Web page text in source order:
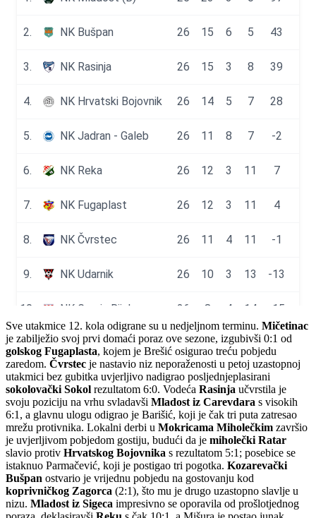
Sve utakmice 12. kola odigrane su u nedjeljnom terminu. Mičetinac
je zabilježio svoj prvi domaći poraz ove sezone, izgubivši 0:1 od
golskog Fugaplasta, kojem je Brešić osigurao treću pobjedu
zaredom. Čvrstec je nastavio niz neporaženosti u petoj uzastopnoj
utakmici bez gubitka uvjerljivo nadigrao posljednjeplasirani
sokolovački Sokol rezultatom 6:0. Vodeća Rasinja učvrstila je
svoju poziciju na vrhu svladavši Mladost iz Carevdara s visokih
6:1, a glavnu ulogu odigrao je Barišić, koji je čak tri puta zatresao
mrežu protivnika. Lokalni derbi u Mokricama Miholečkim završio
je uvjerljivom pobjedom gostiju, budući da je miholečki Ratar
slavio protiv Hrvatskog Bojovnika s rezultatom 5:1; posebice se
istaknuo Parmačević, koji je postigao tri pogotka. Kozarevački
Bušpan ostvario je vrijednu pobjedu na gostovanju kod
koprivničkog Zagorca (2:1), što mu je drugo uzastopno slavlje u
nizu. Mladost iz Sigeca impresivno se oporavila od prošlotjednog